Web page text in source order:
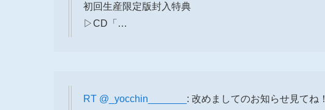
初回生産限定版封入特典
▷CD「…
RT @_yocchin_______ : 改めましてのお知らせ見てね！